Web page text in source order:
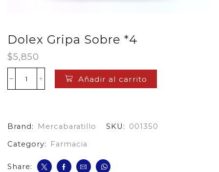
Dolex Gripa Sobre *4
$5,850
Dolex
Gripa
Añadir al carrito
Brand: Mercabaratillo SKU:
001350
Category:
Farmacia
Share: